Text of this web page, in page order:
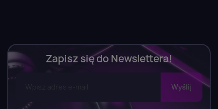
Zapisz się do Newslettera!